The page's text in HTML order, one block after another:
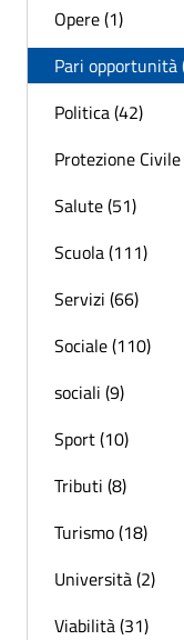
Opere (1)
Pari opportunità
Politica (42)
Protezione
Salute (51)
Scuola (111)
Servizi (66)
Sociale (110)
sociali (9)
Sport (10)
Tributi (8)
Turismo (18)
Università (2)
Viabilità (31)